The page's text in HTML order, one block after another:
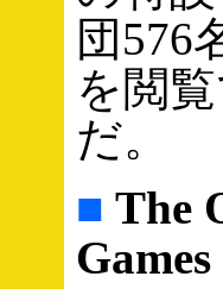
団576
を閲
だ。
■ The
Games